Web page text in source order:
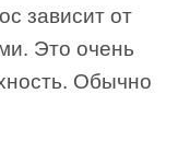
зависит от
Это очень
Обычно